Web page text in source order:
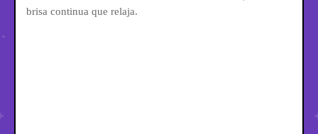
brisa continua que relaja.